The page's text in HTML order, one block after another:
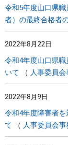
令和5年度山口県
者）の最終合格者
2022年8月22日
令和4年度山口県
いて
人事委員会
2022年8月9日
令和4年度障害者
て
人事委員会事